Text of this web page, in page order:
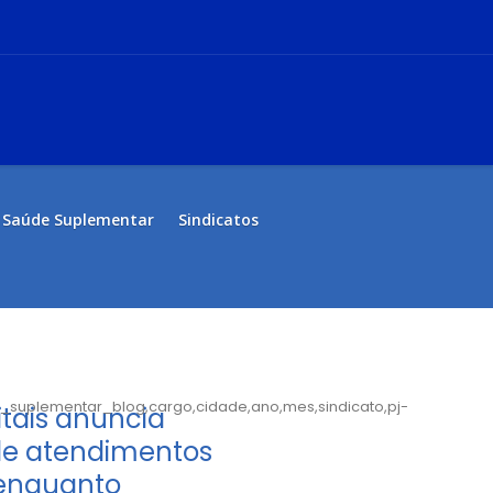
Saúde Suplementar Sindicatos
anuncia
atendimentos